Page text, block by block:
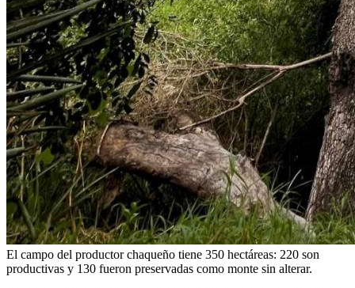
El campo del productor chaqueño tiene 350 hectáreas: 220 son
productivas y 130 fueron preservadas como monte sin alterar.